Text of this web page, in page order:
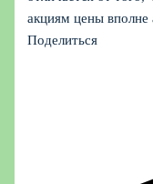
акциям цены вполне
Поделиться